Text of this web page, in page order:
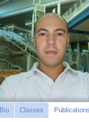
Bio Classes Publications